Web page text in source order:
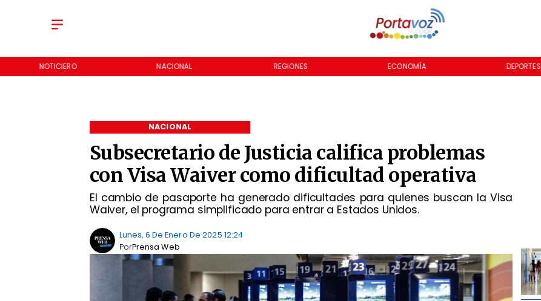
NOTICIERO NACIONAL REGIONES ECONOMÍA DEPORTES
Subsecretario de Justicia califica problemas
con Visa Waiver como dificultad operativa
El cambio de pasaporte ha generado dificultades para quienes buscan la Visa
Waiver, el programa simplificado para entrar a Estados Unidos.
NACIONAL
Lunes, 6 De Enero De 2025 12:24
Prensa Web
Por